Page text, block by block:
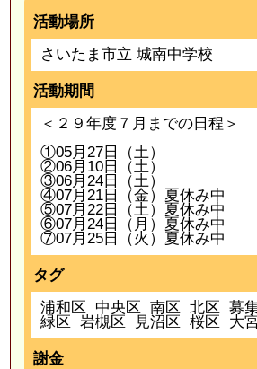
活動場所
さいたま市立 城南中学校
活動期間
＜２９年度７月までの日程＞
①05月27日（土）
②06月10日（土）
③06月24日（土）
④07月21日（金）夏休み中
⑤07月22日（土）夏休み中
⑥07月24日（月）夏休み中
⑦07月25日（火）夏休み中
タグ
浦和区
中央区 南区 北区 募
緑区 岩槻区 見沼区 桜区 大
謝金